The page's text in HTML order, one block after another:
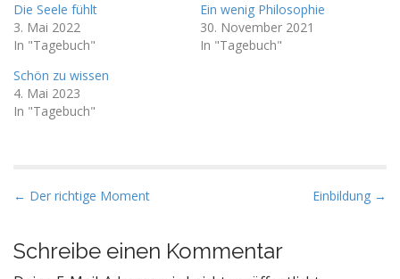
Die Seele fühlt
3. Mai 2022
In "Tagebuch"
Ein wenig Philosophie
30. November 2021
In "Tagebuch"
Schön zu wissen
4. Mai 2023
In "Tagebuch"
P
s
t
← Der richtige Moment Einbildung →
Schreibe einen Kommentar